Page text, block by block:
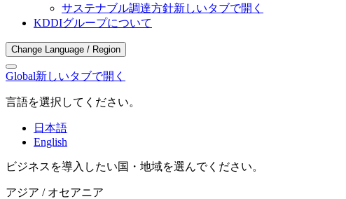
サステナブル調達方針新しいタブで開く
KDDIグループについて
Change Language / Region
Global新しいタブで開く
言語を選択してください。
日本語
English
ビジネスを導入したい国・地域を選んでください。
アジア / オセアニア